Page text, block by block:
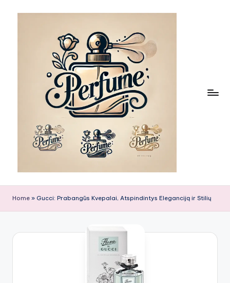
Home » Gucci: Prabangūs Kvepalai, Atspindintys Eleganciją ir Stilių